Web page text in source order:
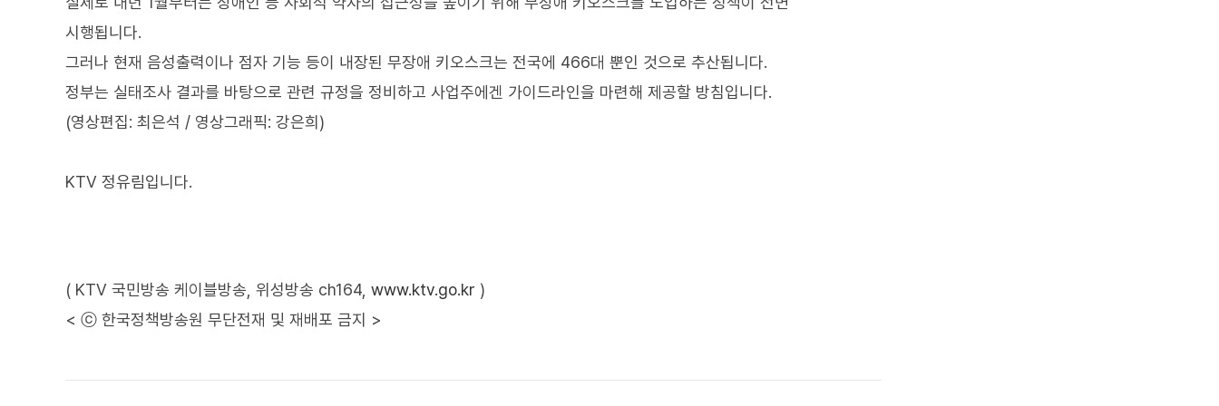
시행됩니다.
그러나 현재 음성출력이나 점자 기능 등이 내장된 무장애 키오스크는 전국에 466대 뿐인 것으로 추산됩니다.
정부는 실태조사 결과를 바탕으로 관련 규정을 정비하고 사업주에겐 가이드라인을 마련해 제공할 방침입니다.
(영상편집: 최은석 / 영상그래픽: 강은희)
KTV 정유림입니다.
( KTV 국민방송 케이블방송, 위성방송 ch164, www.ktv.go.kr )
< ⓒ 한국정책방송원 무단전재 및 재배포 금지 >